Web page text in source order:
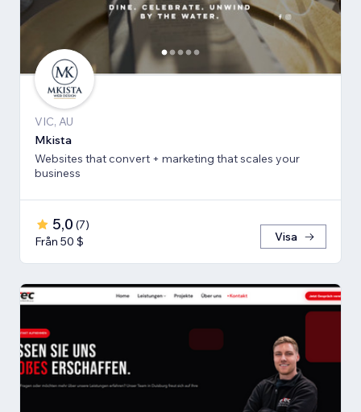
VIC, AU
Mkista
Websites that convert + marketing that scales your
business
5,0 (7)
Från 50 $
Visa